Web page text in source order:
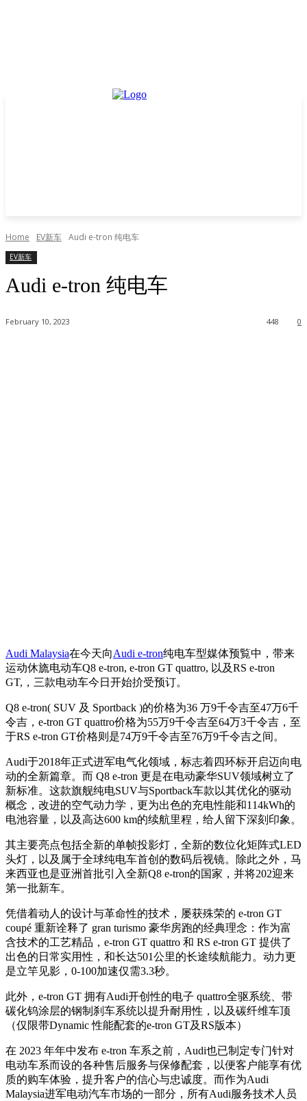
Home EV新车 Audi e-tron 纯电车
EV新车
Audi e-tron 纯电车
February 10, 2023 0
448
Audi Malaysia在今天向Audi e-tron纯电车型媒体预覧中，带来
运动休旒电动车Q8 e-tron, e-tron GT quattro, 以及RS e-tron
GT,，三款电动车今日开始扴受预订。
Q8 e-tron( SUV 及 Sportback )的价格为36 万9千令吉至47万6千
令吉，e-tron GT quattro价格为55万9千令吉至64万3千令吉，至
于RS e-tron GT价格则是74万9千令吉至76万9千令吉之间。
Audi于2018年正式进军电气化领域，标志着四环标开启迈向电
动的全新篇章。而 Q8 e-tron 更是在电动豪华SUV领域树立了
新标准。这款旗舰纯电SUV与Sportback车款以其优化的驱动
概念，改进的空气动力学，更为出色的充电性能和114kWh的
电池容量，以及高达600 km的续航里程，给人留下深刻印象。
其主要亮点包括全新的单帧投影灯，全新的数位化矩阵式LED
头灯，以及属于全球纯电车首创的数码后视镜。除此之外，马
来西亚也是亚洲首批引入全新Q8 e-tron的国家，并将202迎来
第一批新车。
凭借着动人的设计与革命性的技术，屡获殊荣的 e-tron GT
coupé 重新诠释了 gran turismo 豪华房跑的经典理念：作为富
含技术的工艺精品，e-tron GT quattro 和 RS e-tron GT 提供了
出色的日常实用性，和长达501公里的长途续航能力。动力更
是立竿见影，0-100加速仅需3.3秒。
此外，e-tron GT 拥有Audi开创性的电子 quattro全驱系统、带
碳化钨涂层的钢制刹车系统以提升耐用性，以及碳纤维车顶
（仅限带Dynamic 性能配套的e-tron GT及RS版本）
在 2023 年年中发布 e-tron 车系之前，Audi也已制定专门针对
电动车系而设的各种售后服务与保修配套，以便客户能享有优
质的购车体验，提升客户的信心与忠诚度。而作为Audi
Malaysia进军电动汽车市场的一部分，所有Audi服务技术人员